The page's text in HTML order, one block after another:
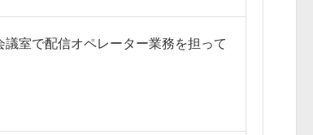
室で配信オペレーター業務を担って